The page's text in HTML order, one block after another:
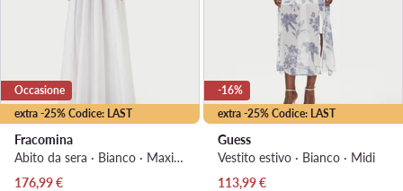
extra -25% Codice: LAST
Occasione
Fracomina
Abito da sera · Bianco · Maxi, Asimmetrica
Prezzo attuale
176,99€
extra -25% Codice: LAST
-16%
Guess
Vestito estivo · Bianco · Midi
Prezzo attuale
113,99€